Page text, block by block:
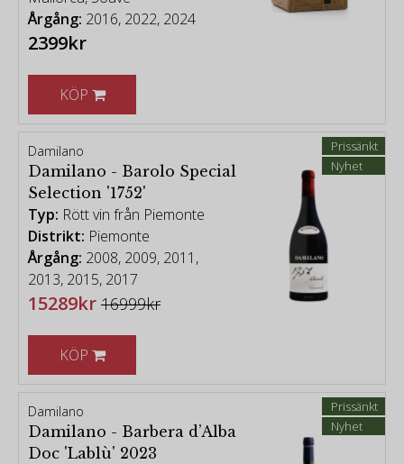
prisvärda.
[vintage chart - Robert Parker Wine Advocate]
Årgång: 2016, 2022, 2024
2399kr
KÖP
Prissänkt
Nyhet
Damilano
Damilano - Barolo Special
Selection '1752'
Typ: Rött vin från Piemonte
Distrikt: Piemonte
Årgång: 2008, 2009, 2011,
2013, 2015, 2017
15289kr 16999kr
KÖP
Prissänkt
Nyhet
Damilano
Damilano - Barbera d’Alba
Doc 'Lablù' 2023